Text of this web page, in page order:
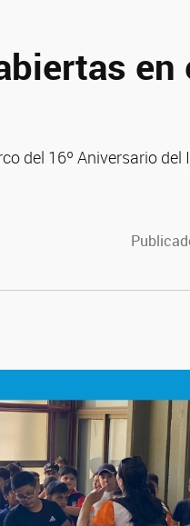
en
del 16º Aniversario